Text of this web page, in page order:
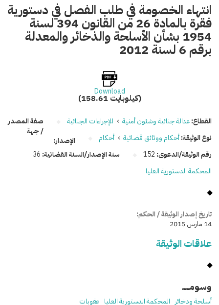
انتهاء الخصومة في طلب الفصل في دستورية
فقرة بالمادة 26 من ‏القانون 394 لسنة
1954 بشأن الأسلحة والذخائر والمعدلة
برقم 6 لسنة 2012
Download
(158.61 كيلوبايت)
القطاع:عدالة جنائية وشئون أمنية › الإجراءات الجنائية
نوع الوثيقة:أحكام ووثائق قضائية › أحكام
رقم الوثيقة/الدعوى: 152 سنة الإصدار/السنة القضائية: 36
صفة المصدر
/ جهة
الإصدار:
المحكمة الدستورية العليا
تاريخ إصدار الوثيقة / الحكم:
14 مارس 2015
علاقات الوثيقة
وسومـــــ
أسلحة وذخائر المحكمة الدستورية العليا عقوبات